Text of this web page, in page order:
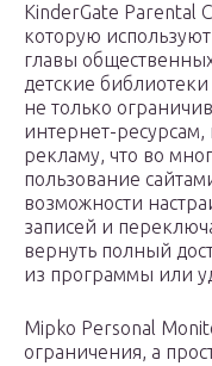
KinderGate Parental
которую
главы
детские
не только
интернет-
рекламу, что во
пользование
возможности
записей и
вернуть полный
из программы или
Mipko Personal
ограничения, а